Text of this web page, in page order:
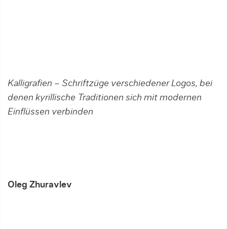
Kalligrafien – Schriftzüge verschiedener Logos, bei
denen kyrillische Traditionen sich mit modernen
Einflüssen verbinden
Oleg Zhuravlev